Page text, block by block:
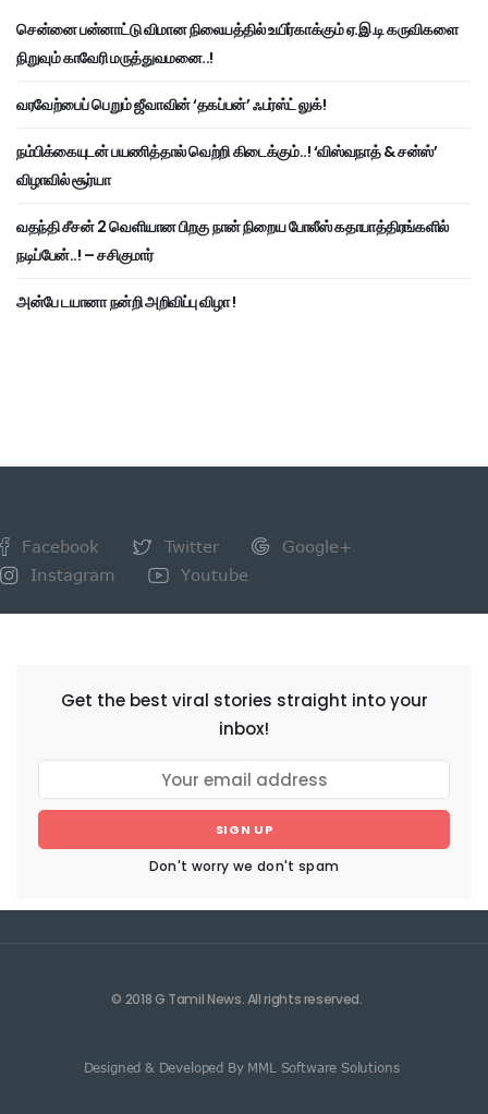
சென்னை பன்னாட்டு விமான நிலையத்தில் உயிர்காக்கும் ஏ.இ.டி கருவிகளை
நிறுவும் காவேரி மருத்துவமனை..!
வரவேற்பைப் பெறும் ஜீவாவின் ‘தகப்பன்’ ஃபர்ஸ்ட் லுக்!
நம்பிக்கையுடன் பயணித்தால் வெற்றி கிடைக்கும்..! ‘விஸ்வநாத் & சன்ஸ்’
விழாவில் சூர்யா
வதந்தி சீசன் 2 வெளியான பிறகு நான் நிறைய போலீஸ் கதாபாத்திரங்களில்
நடிப்பேன்..! – சசிகுமார்
அன்பே டயானா நன்றி அறிவிப்பு விழா !
Facebook Twitter
Google+
Instagram
Youtube
Get the best viral stories straight into your
inbox!
SIGN UP
Don't worry we don't spam
© 2018 G Tamil News. All rights reserved.
Designed & Developed By MML Software Solutions